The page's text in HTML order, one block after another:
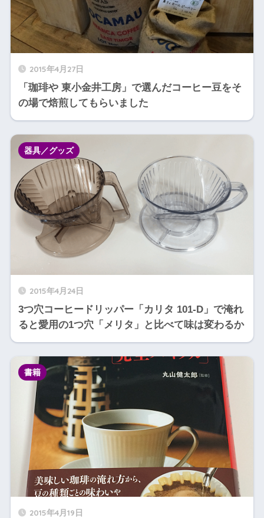
2015年4月27日
「珈琲や 東小金井工房」で選んだコーヒー豆をそ
の場で焙煎してもらいました
2015年4月24日
3つ穴コーヒードリッパー「カリタ 101-D」で淹れ
ると愛用の1つ穴「メリタ」と比べて味は変わるか
器具／グッズ
2015年4月19日
書籍